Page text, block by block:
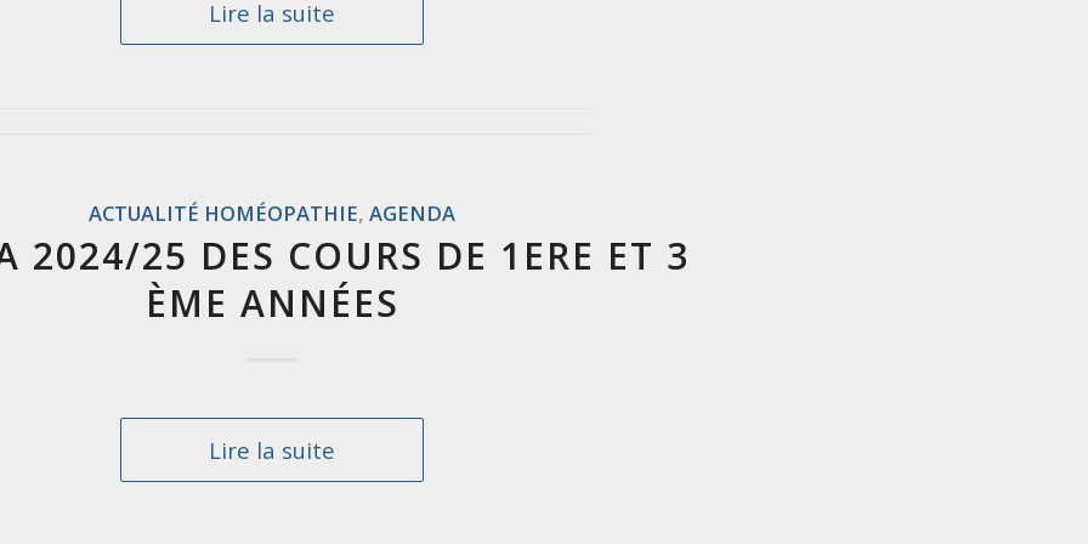
Lire la suite
ACTUALITÉ HOMÉOPATHIE, AGENDA
2024/25 DES COURS DE 1ERE ET 3
ÈME ANNÉES
Lire la suite